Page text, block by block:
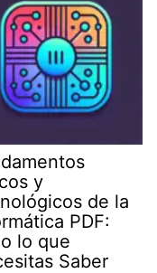
y
de la
PDF:
lo que
Saber